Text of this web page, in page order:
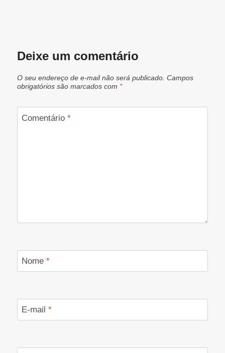
Deixe um comentário
O seu endereço de e-mail não será publicado. Campos
obrigatórios são marcados com *
Comentário *
Nome *
E-mail *